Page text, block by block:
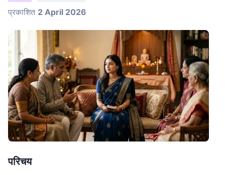
प्रकाशित 2 April 2026
परिचय